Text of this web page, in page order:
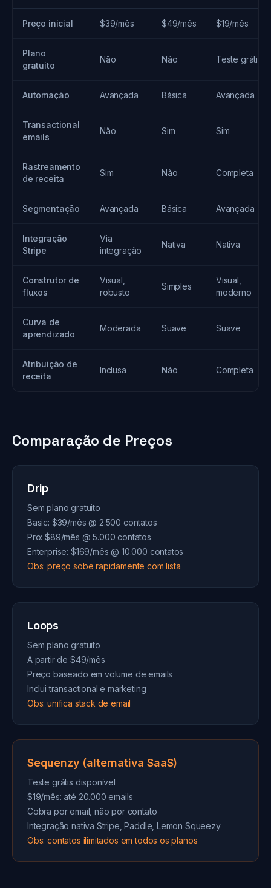
Preço inicial $39/mês $49/mês $19/mês
Plano
gratuito
Não Não Teste grátis
Automação Avançada Básica Avançada
Transactional
emails
Não Sim Sim
Rastreamento
de receita
Sim Não Completa
Segmentação Avançada Básica Avançada
Integração
Stripe
Via
integração
Nativa Nativa
Construtor de
fluxos
Visual,
robusto
Simples
Visual,
moderno
Curva de
aprendizado
Moderada Suave Suave
Atribuição de
receita
Inclusa Não Completa
Comparação de Preços
Drip
Sem plano gratuito
Basic: $39/mês @ 2.500 contatos
Pro: $89/mês @ 5.000 contatos
Enterprise: $169/mês @ 10.000 contatos
Obs: preço sobe rapidamente com lista
Loops
Sem plano gratuito
A partir de $49/mês
Preço baseado em volume de emails
Inclui transactional e marketing
Obs: unifica stack de email
Sequenzy (alternativa SaaS)
Teste grátis disponível
$19/mês: até 20.000 emails
Cobra por email, não por contato
Integração nativa Stripe, Paddle, Lemon Squeezy
Obs: contatos ilimitados em todos os planos